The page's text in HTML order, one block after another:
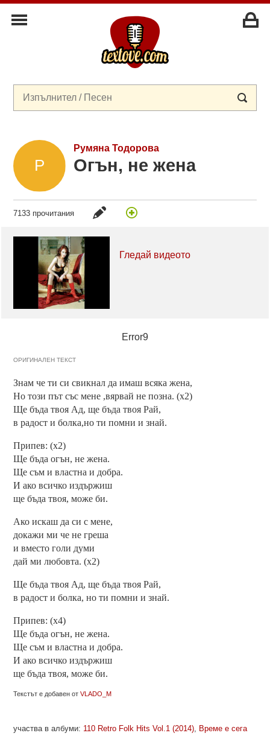
Румяна Тодорова
Огън, не жена
7133 прочитания
Гледай видеото
Error9
ОРИГИНАЛЕН ТЕКСТ
Знам че ти си свикнал да имаш всяка жена,
Но този път със мене ,вярвай не позна. (х2)
Ще бъда твоя Ад, ще бъда твоя Рай,
в радост и болка,но ти помни и знай.
Припев: (х2)
Ще бъда огън, не жена.
Ще съм и властна и добра.
И ако всичко издържиш
ще бъда твоя, може би.
Ако искаш да си с мене,
докажи ми че не греша
и вместо голи думи
дай ми любовта. (х2)
Ще бъда твоя Ад, ще бъда твоя Рай,
в радост и болка, но ти помни и знай.
Припев: (х4)
Ще бъда огън, не жена.
Ще съм и властна и добра.
И ако всичко издържиш
ще бъда твоя, може би.
Текстът е добавен отVLADO_M
участва в албуми: 110 Retro Folk Hits Vol.1 (2014)
Време е сега